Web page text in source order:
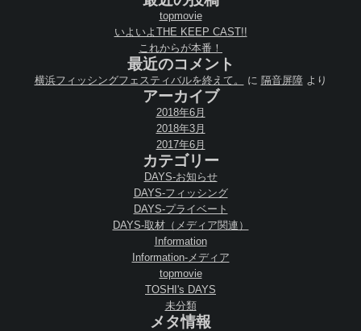
topmovie
いよいよTHE KEEP CAST!!
これからが本番！
最近のコメント
横浜フィッシングフェスティバルを終えて。 に 隔音屏障より
アーカイブ
2018年6月
2018年3月
2017年6月
カテゴリー
DAYS-お知らせ
DAYS-フィッシング
DAYS-プライベート
DAYS-取材（メディア関連）
Information
Information-メディア
topmovie
TOSHI's DAYS
未分類
メタ情報